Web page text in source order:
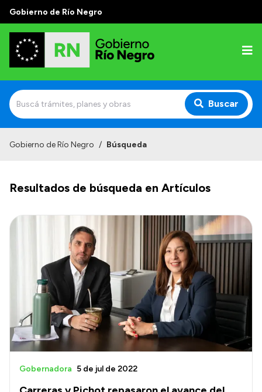
Gobierno de Río Negro
Buscar
Prensa
Autoridades y Organismos
Discursos en la Legislatura
Casa de Gobierno
Acerca de Río Negro
Geografía
Invertí en Río Negro
Gobierno de Río Negro / Búsqueda
Resultados de búsqueda en Artículos
Gobernadora 5 de jul de 2022